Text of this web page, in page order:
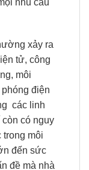
xảy ra
tử, công
môi
điện
các linh
còn có nguy
trong môi
đến sức
đề mà nhà